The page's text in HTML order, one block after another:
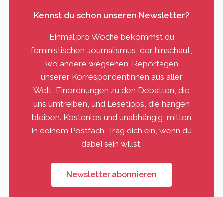
Kennst du schon unseren Newsletter?
Einmal pro Woche bekommst du
feministischen Journalismus, der hinschaut,
wo andere wegsehen: Reportagen
unserer Korrespondentinnen aus aller
Welt, Einordnungen zu den Debatten, die
uns umtreiben, und Lesetipps, die hängen
bleiben. Kostenlos und unabhängig, mitten
in deinem Postfach. Trag dich ein, wenn du
dabei sein willst.
Newsletter abonnieren